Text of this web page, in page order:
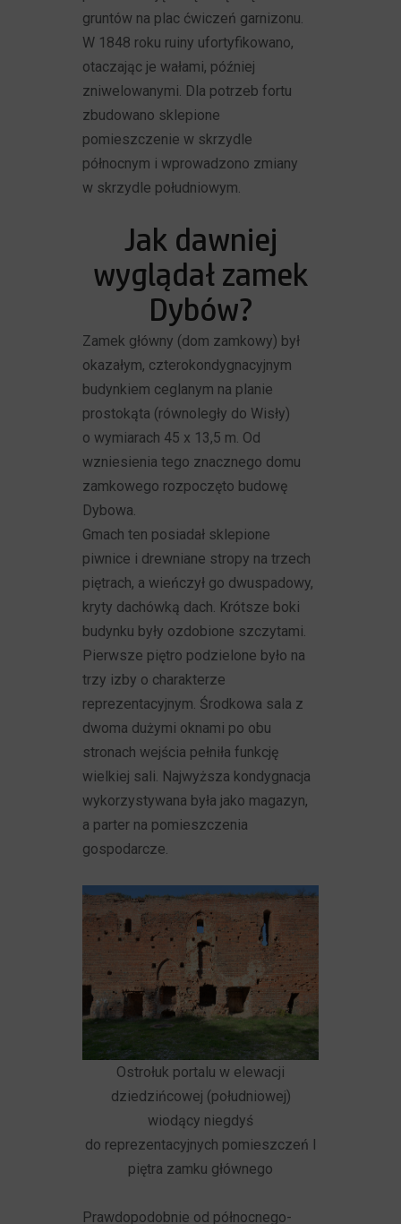
gruntów na plac ćwiczeń garnizonu.
W 1848 roku ruiny ufortyfikowano,
otaczając je wałami, później
zniwelowanymi. Dla potrzeb fortu
zbudowano sklepione
pomieszczenie w skrzydle
północnym i wprowadzono zmiany
w skrzydle południowym.
Jak dawniej
wyglądał zamek
Dybów?
Zamek główny (dom zamkowy) był
okazałym, czterokondygnacyjnym
budynkiem ceglanym na planie
prostokąta (równoległy do Wisły)
o wymiarach 45 x 13,5 m. Od
wzniesienia tego znacznego domu
zamkowego rozpoczęto budowę
Dybowa.
Gmach ten posiadał sklepione
piwnice i drewniane stropy na trzech
piętrach, a wieńczył go dwuspadowy,
kryty dachówką dach. Krótsze boki
budynku były ozdobione szczytami.
Pierwsze piętro podzielone było na
trzy izby o charakterze
reprezentacyjnym. Środkowa sala z
dwoma dużymi oknami po obu
stronach wejścia pełniła funkcję
wielkiej sali. Najwyższa kondygnacja
wykorzystywana była jako magazyn,
a parter na pomieszczenia
gospodarcze.
Ostrołuk portalu w elewacji
dziedzińcowej (południowej)
wiodący niegdyś
do reprezentacyjnych pomieszczeń I
piętra zamku głównego
Prawdopodobnie od północnego-